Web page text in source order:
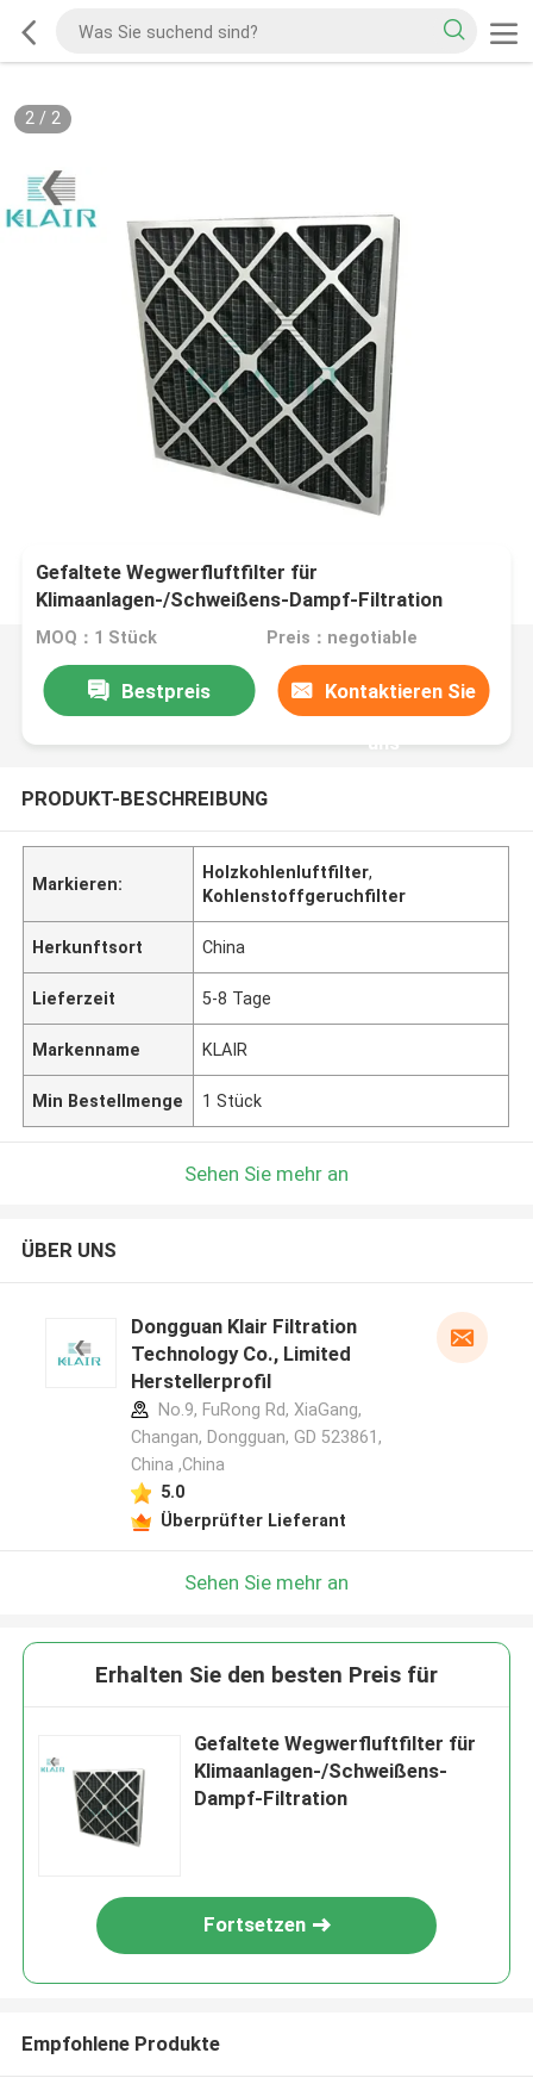
2/ 2
Gefaltete Wegwerfluftfilter für
Klimaanlagen-/Schweißens-Dampf-Filtration
MOQ：1 Stück Preis：negotiable
Bestpreis Kontaktieren Sie
uns
PRODUKT-BESCHREIBUNG
Markieren:
Holzkohlenluftfilter,
Kohlenstoffgeruchfilter
Herkunftsort China
Lieferzeit 5-8 Tage
Markenname KLAIR
Min Bestellmenge 1 Stück
Sehen Sie mehr an
ÜBER UNS
Dongguan Klair Filtration
Technology Co., Limited
Herstellerprofil
No.9, FuRong Rd, XiaGang,
Changan, Dongguan, GD 523861,
China ,China
5.0
Überprüfter Lieferant
Sehen Sie mehr an
Erhalten Sie den besten Preis für
Gefaltete Wegwerfluftfilter für
Klimaanlagen-/Schweißens-
Dampf-Filtration
Fortsetzen
Empfohlene Produkte